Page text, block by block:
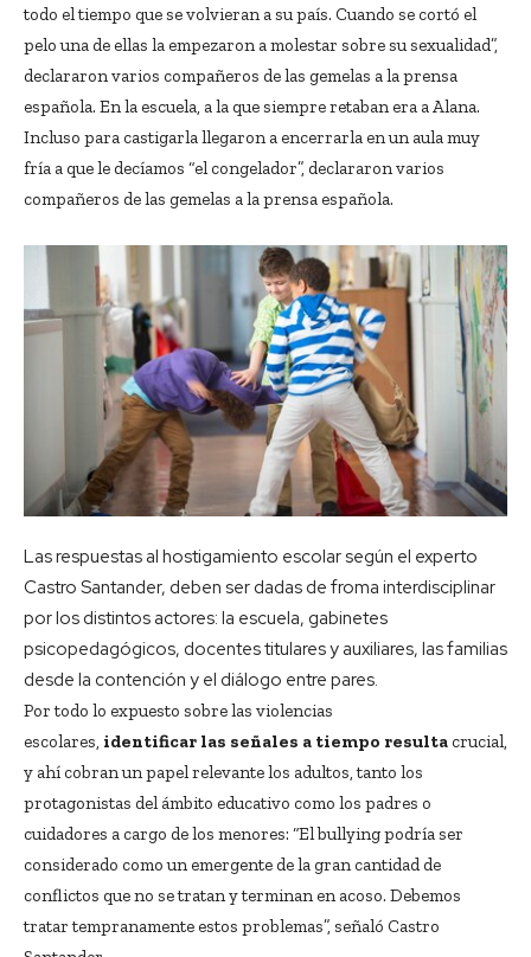
todo el tiempo que se volvieran a su país. Cuando se cortó el
pelo una de ellas la empezaron a molestar sobre su sexualidad”,
declararon varios compañeros de las gemelas a la prensa
española. En la escuela, a la que siempre retaban era a Alana.
Incluso para castigarla llegaron a encerrarla en un aula muy
fría a que le decíamos “el congelador”, declararon varios
compañeros de las gemelas a la prensa española.
Las respuestas al hostigamiento escolar según el experto
Castro Santander, deben ser dadas de froma interdisciplinar
por los distintos actores: la escuela, gabinetes
psicopedagógicos, docentes titulares y auxiliares, las familias
desde la contención y el diálogo entre pares.
Por todo lo expuesto sobre las violencias
escolares, identificar las señales a tiempo resulta crucial,
y ahí cobran un papel relevante los adultos, tanto los
protagonistas del ámbito educativo como los padres o
cuidadores a cargo de los menores: “El bullying podría ser
considerado como un emergente de la gran cantidad de
conflictos que no se tratan y terminan en acoso. Debemos
tratar tempranamente estos problemas”, señaló Castro